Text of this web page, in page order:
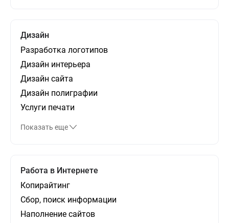
Дизайн
Разработка логотипов
Дизайн интерьера
Дизайн сайта
Дизайн полиграфии
Услуги печати
Показать еще
Работа в Интернете
Копирайтинг
Сбор, поиск информации
Наполнение сайтов